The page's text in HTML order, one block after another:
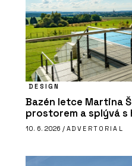
DESIGN
Bazén letce Martina
prostorem a splývá s
10. 6. 2026 / ADVERTORIAL